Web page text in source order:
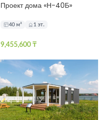
Проект дома «Н-40Б»
40 м² 1 эт.
9,455,600 ₸